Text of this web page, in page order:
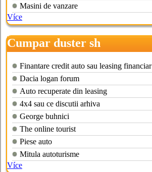
Masini de vanzare
Více
Cumpar duster sh
Finantare credit auto sau leasing financiar
Dacia logan forum
Auto recuperate din leasing
4x4 sau ce discutii arhiva
George buhnici
The online tourist
Piese auto
Mitula autoturisme
Více